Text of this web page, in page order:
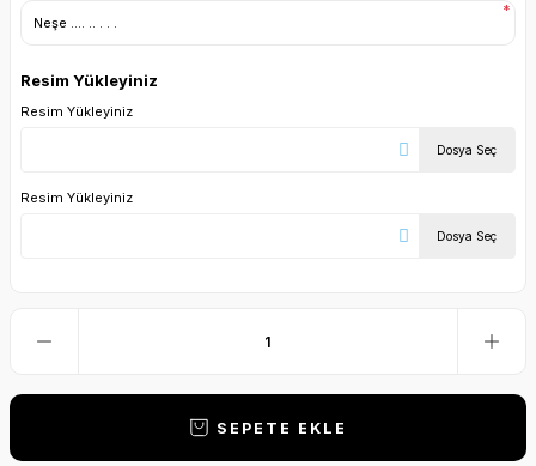
*
Resim Yükleyiniz
Resim Yükleyiniz
Dosya Seç
Resim Yükleyiniz
Dosya Seç
SEPETE EKLE